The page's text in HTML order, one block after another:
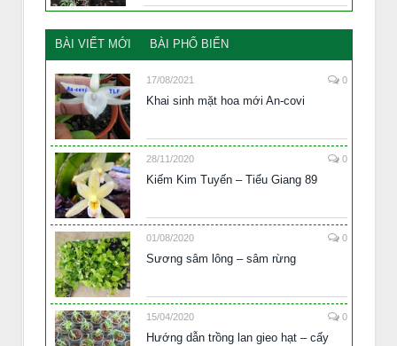
BÀI VIẾT MỚI BÀI PHỔ BIẾN
17/08/2021 0
Khai sinh mặt hoa mới An-covi
28/11/2020 0
Kiếm Kim Tuyến – Tiểu Giang 89
01/08/2020 0
Sương sâm lông – sâm rừng
15/04/2020 0
Hướng dẫn trồng lan gieo hạt – cấy